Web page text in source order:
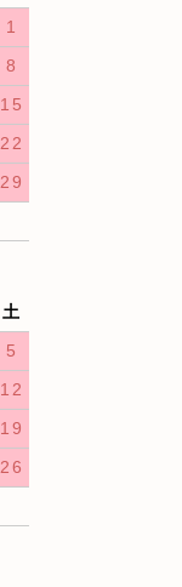
1
8
15
22
29
土
5
12
19
26